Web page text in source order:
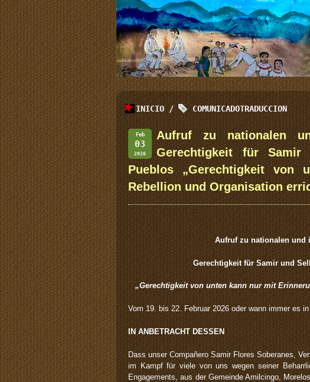
INICIO / COMUNICADOTRADUCCION
Feb
03
2026
Aufruf zu nationalen
Gerechtigkeit für
Pueblos „Gerechtigkeit von
Rebellion und Organisation
Aufruf zu nationalen und
Gerechtigkeit für Samir und
„Gerechtigkeit von unten kann nur mit
Vom 19. bis 22. Februar 2026 oder wann immer es
IN ANBETRACHT DESSEN
Dass unser Compañero Samir Flores Soberanes,
im Kampf für viele von uns wegen seiner
Engagements, aus der Gemeinde Amilcingo,